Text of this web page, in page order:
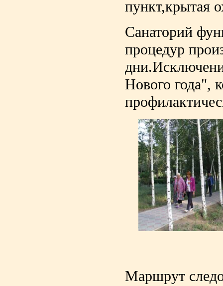
пункт,крытая
Санаторий
процедур
Нового года",
Маршрут